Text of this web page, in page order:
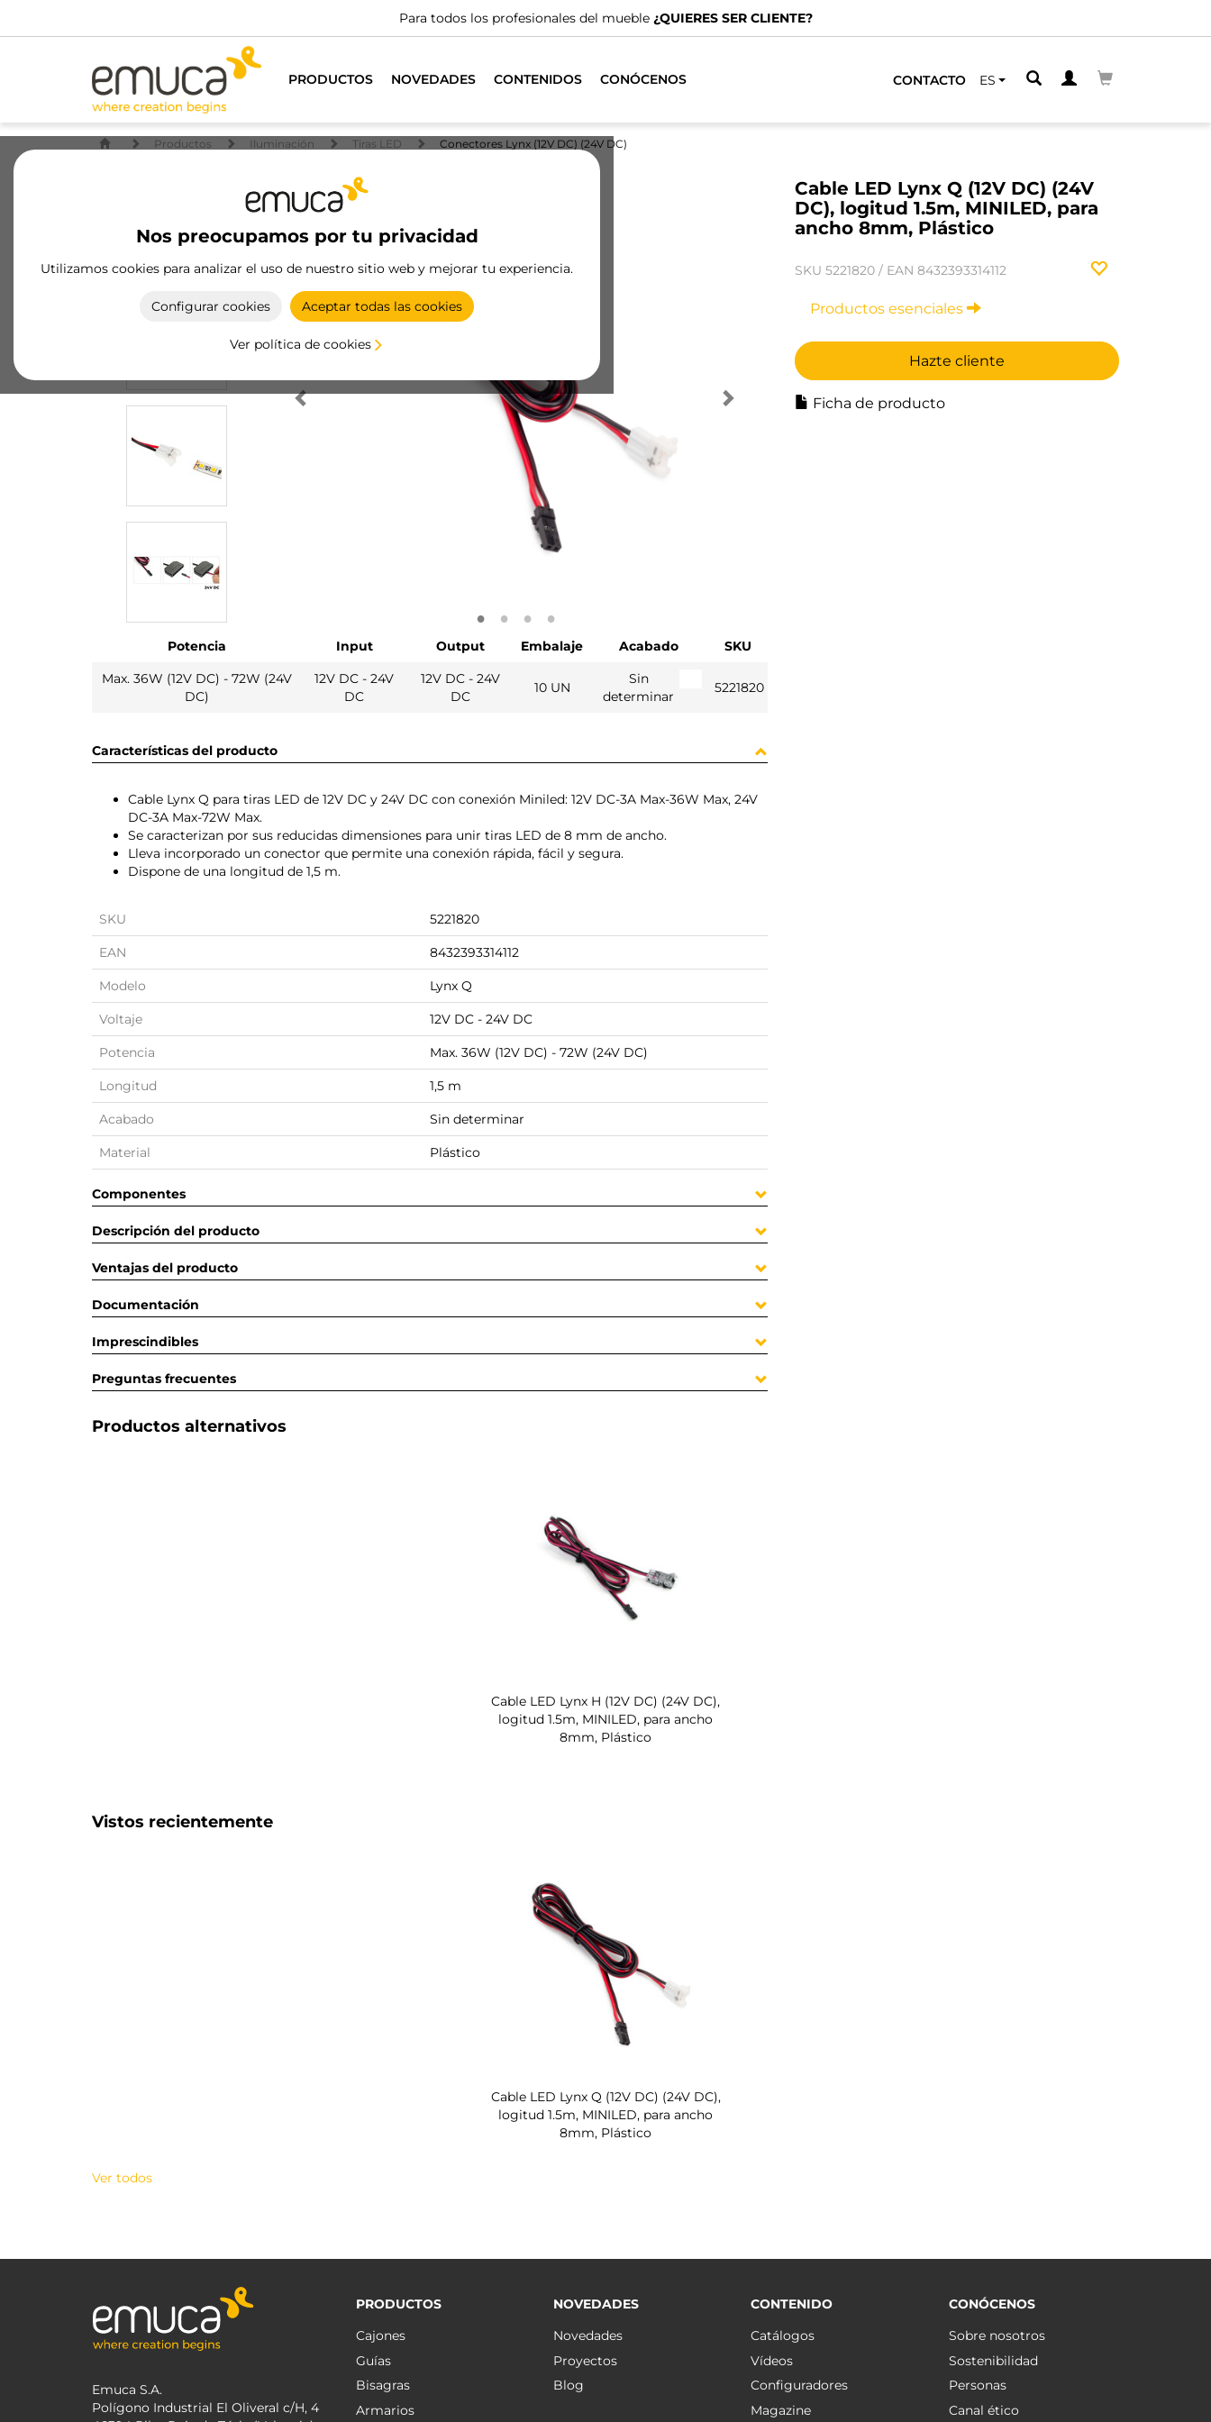
Para todos los profesionales del mueble ¿QUIERES SER CLIENTE?
PRODUCTOS NOVEDADES CONTENIDOS CONÓCENOS CONTACTO ES
Nos preocupamos por tu privacidad
Utilizamos cookies para analizar el uso de nuestro sitio web y mejorar tu experiencia.
Configurar cookies Aceptar todas las cookies
Ver política de cookies
Productos Iluminación Tiras LED Conectores Lynx (12V DC) (24V DC)
Cable LED Lynx Q (12V DC) (24V
DC), logitud 1.5m, MINILED, para
ancho 8mm, Plástico
SKU 5221820 / EAN 8432393314112
Productos esenciales
Hazte cliente
Ficha de producto
Potencia Input Output Embalaje Acabado
SKU
Max. 36W (12V DC) - 72W (24V
DC)
12V DC - 24V
DC
12V DC - 24V
DC
10 UN
Sin
determinar
5221820
Características del producto
Cable Lynx Q para tiras LED de 12V DC y 24V DC con conexión Miniled: 12V DC-3A Max-36W Max, 24V
DC-3A Max-72W Max.
Se caracterizan por sus reducidas dimensiones para unir tiras LED de 8 mm de ancho.
Lleva incorporado un conector que permite una conexión rápida, fácil y segura.
Dispone de una longitud de 1,5 m.
SKU 5221820
EAN 8432393314112
Modelo Lynx Q
Voltaje 12V DC - 24V DC
Potencia Max. 36W (12V DC) - 72W (24V DC)
Longitud 1,5 m
Acabado Sin determinar
Material Plástico
Componentes
Descripción del producto
Ventajas del producto
Documentación
Imprescindibles
Preguntas frecuentes
Productos alternativos
Cable LED Lynx H (12V DC) (24V DC),
logitud 1.5m, MINILED, para ancho
8mm, Plástico
Vistos recientemente
Cable LED Lynx Q (12V DC) (24V DC),
logitud 1.5m, MINILED, para ancho
8mm, Plástico
Ver todos
Emuca S.A.
Polígono Industrial El Oliveral c/H, 4
PRODUCTOS
Cajones
Guías
Bisagras
Armarios
NOVEDADES
Novedades
Proyectos
Blog
CONTENIDO
Catálogos
Vídeos
Configuradores
Magazine
CONÓCENOS
Sobre nosotros
Sostenibilidad
Personas
Canal ético